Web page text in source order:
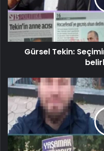
Gürsel Tekin: